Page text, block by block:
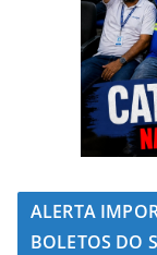
ALERTA
BOLETOS DO